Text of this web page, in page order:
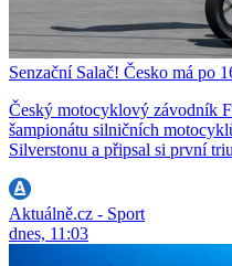
Senzační Salač! Česko má po
Český motocyklový závodník
šampionátu silničních
Silverstonu a připsal si první
Aktuálně.cz - Sport
dnes, 11:03